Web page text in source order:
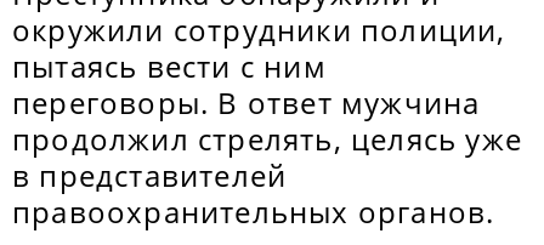
окружили сотрудники полиции,
пытаясь вести с ним
переговоры. В ответ мужчина
продолжил стрелять, целясь уже
в представителей
правоохранительных органов.